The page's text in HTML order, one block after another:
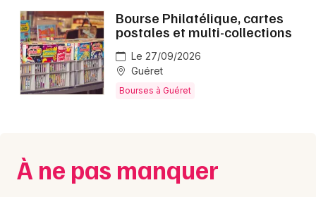
Grands événements
Activité & Expérience
Manifestations
Concerts
Lille
Lyon
Marseille
Mulhouse
Nice
Bourse Philatélique, cartes
postales et multi-collections
Le 27/09/2026
Guéret
Bourses à Guéret
À ne pas manquer
Aujourd'hui
Demain Ce week-end